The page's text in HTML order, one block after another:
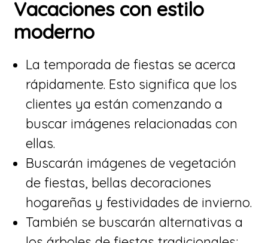
Vacaciones con estilo
moderno
​La temporada de fiestas se acerca
rápidamente. Esto significa que los
clientes ya están comenzando a
buscar imágenes relacionadas con
ellas.
​Buscarán imágenes de vegetación
de fiestas, bellas decoraciones
hogareñas y festividades de invierno.
​También se buscarán alternativas a